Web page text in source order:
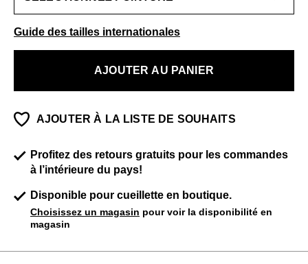
Guide des tailles internationales
AJOUTER AU PANIER
AJOUTER À LA LISTE DE SOUHAITS
Profitez des retours gratuits pour les commandes
à l’intérieure du pays!
Disponible pour cueillette en boutique.
Choisissez un magasin pour voir la disponibilité en
magasin